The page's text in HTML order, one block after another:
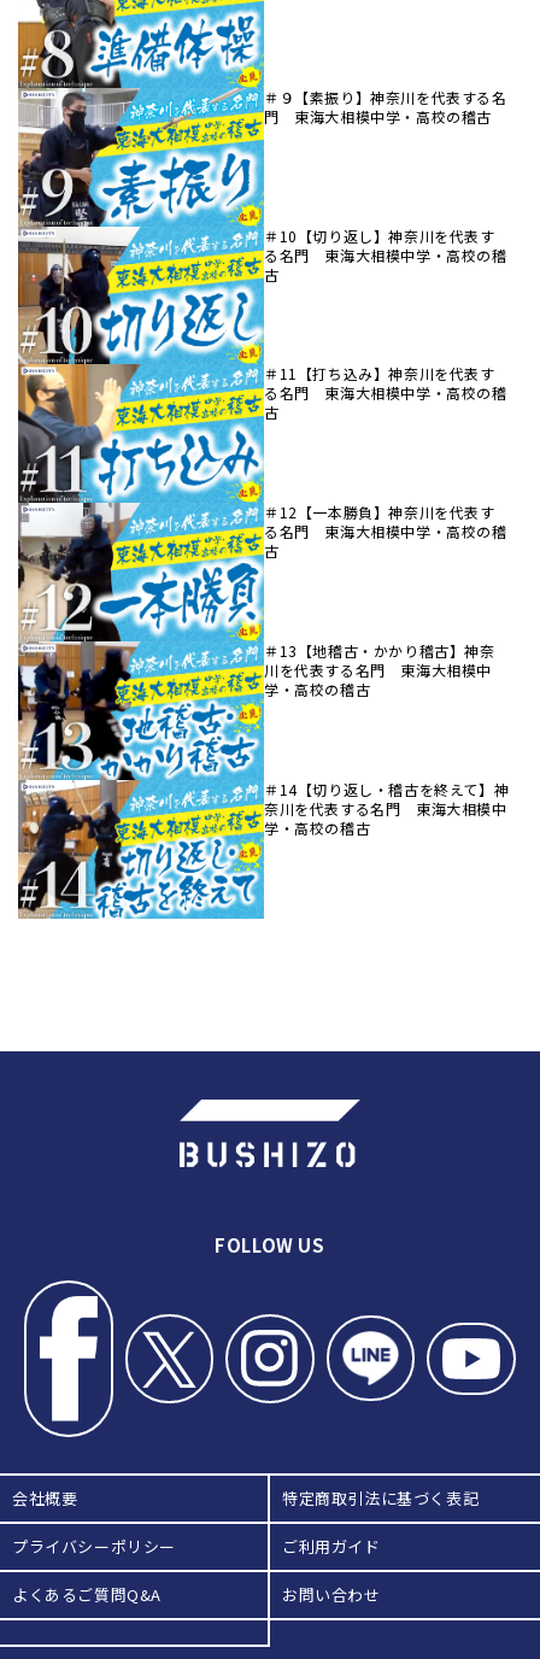
＃９【素振り】神奈川を代表する名
門 東海大相模中学・高校の稽古
＃10【切り返し】神奈川を代表す
る名門 東海大相模中学・高校の稽
古
＃11【打ち込み】神奈川を代表す
る名門 東海大相模中学・高校の稽
古
＃12【一本勝負】神奈川を代表す
る名門 東海大相模中学・高校の稽
古
＃13【地稽古・かかり稽古】神奈
川を代表する名門 東海大相模中
学・高校の稽古
＃14【切り返し・稽古を終えて】神
奈川を代表する名門 東海大相模中
学・高校の稽古
FOLLOW US
会社概要 特定商取引法に基づく表記
プライバシーポリシー ご利用ガイド
よくあるご質問Q&A お問い合わせ